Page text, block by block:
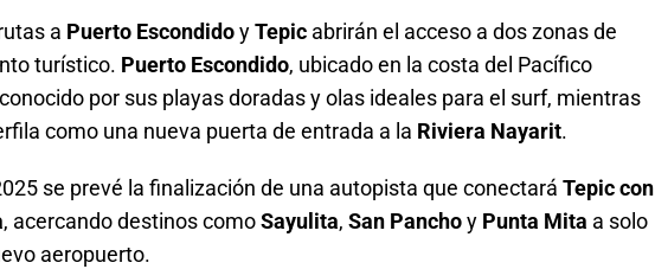
a Puerto EscondidoyTepic abrirán el acceso a dos zonas de
turístico. Puerto Escondido, ubicado en la costa del Pacífico
por sus playas doradas y olas ideales para el surf, mientras
como una nueva puerta de entrada a la Riviera Nayarit.
se prevé la finalización de una autopista que conectará Tepic con
, acercando destinos comoSayulita, San Panchoy Punta Mita a solo
aeropuerto.